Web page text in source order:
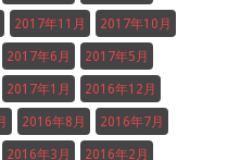
2017年11月 2017年10月
2017年6月 2017年5月
2017年1月 2016年12月
2016年8月 2016年7月
2016年3月 2016年2月